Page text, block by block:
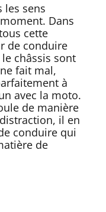
les sens
Dans
cette
de conduire
châssis sont
fait mal,
à
avec la moto.
de manière
il en
conduire qui
de